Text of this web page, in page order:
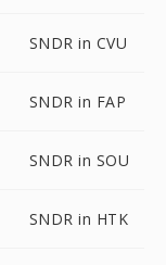
SNDR in CVU
SNDR in FAP
SNDR in SOU
SNDR in HTK